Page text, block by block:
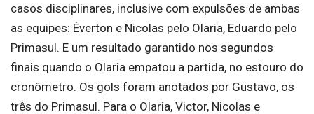
casos disciplinares, inclusive com expulsões de ambas
as equipes: Éverton e Nicolas pelo Olaria, Eduardo pelo
Primasul. E um resultado garantido nos segundos
finais quando o Olaria empatou a partida, no estouro do
cronômetro. Os gols foram anotados por Gustavo, os
três do Primasul. Para o Olaria, Victor, Nicolas e